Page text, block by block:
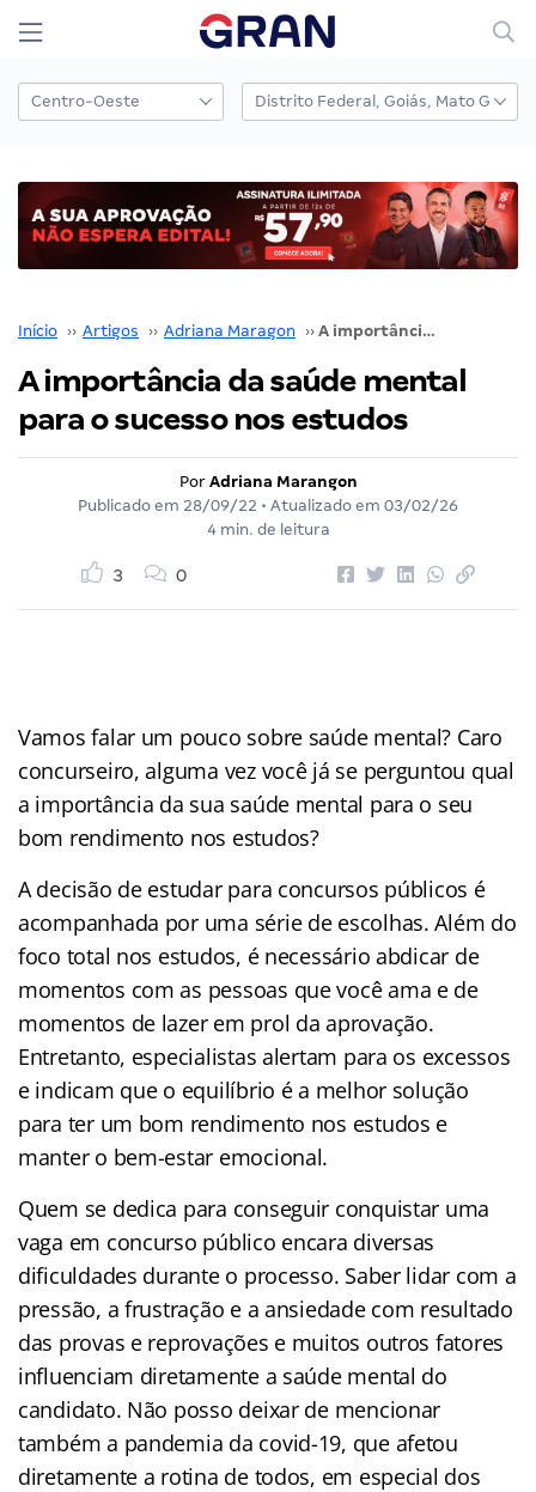
Início ›› Artigos ›› Adriana Maragon ›› A importância da saúde mental para o sucesso nos estudos
A importância da saúde mental
para o sucesso nos estudos
Por Adriana Marangon
Publicado em 28/09/22 • Atualizado em 03/02/26
4 min. de leitura
3 0
Vamos falar um pouco sobre saúde mental? Caro
concurseiro, alguma vez você já se perguntou qual
a importância da sua saúde mental para o seu
bom rendimento nos estudos?
A decisão de estudar para concursos públicos é
acompanhada por uma série de escolhas. Além do
foco total nos estudos, é necessário abdicar de
momentos com as pessoas que você ama e de
momentos de lazer em prol da aprovação.
Entretanto, especialistas alertam para os excessos
e indicam que o equilíbrio é a melhor solução
para ter um bom rendimento nos estudos e
manter o bem-estar emocional.
Quem se dedica para conseguir conquistar uma
vaga em concurso público encara diversas
dificuldades durante o processo. Saber lidar com a
pressão, a frustração e a ansiedade com resultado
das provas e reprovações e muitos outros fatores
influenciam diretamente a saúde mental do
candidato. Não posso deixar de mencionar
também a pandemia da covid-19, que afetou
diretamente a rotina de todos, em especial dos